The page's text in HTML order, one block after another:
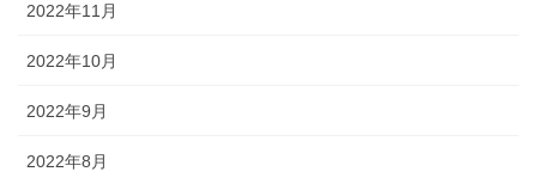
2022年11月
2022年10月
2022年9月
2022年8月